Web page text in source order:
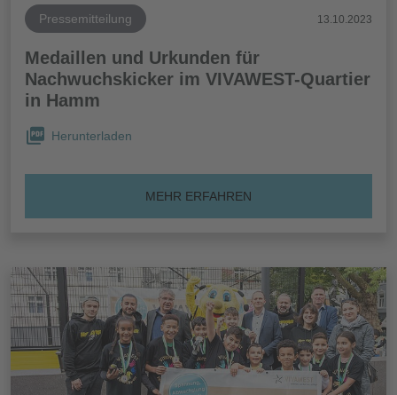
Pressemitteilung 13.10.2023
Medaillen und Urkunden für
Nachwuchskicker im VIVAWEST-Quartier
in Hamm
Herunterladen
MEHR ERFAHREN